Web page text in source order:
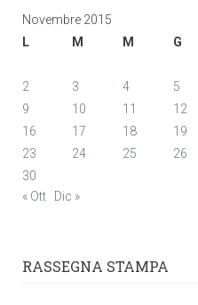
Novembre 2015
L
M M G
2
3 4 5
9
10 11 12
16
17 18 19
23
24 25 26
30
« Ott
Dic »
RASSEGNA STAMPA